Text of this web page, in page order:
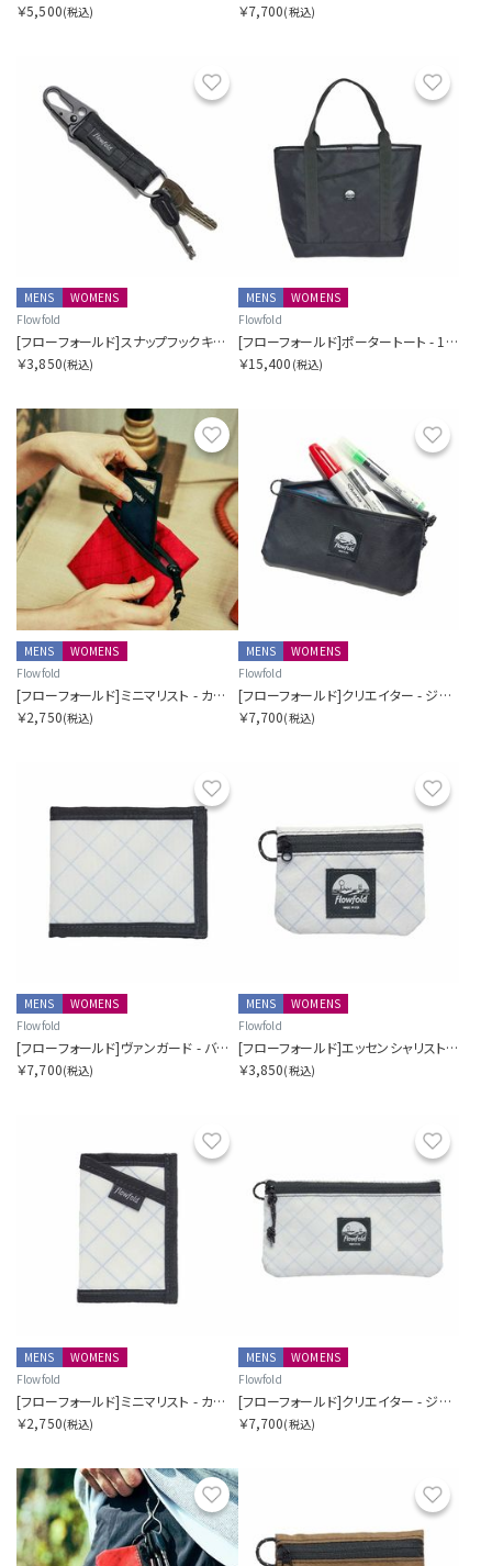
￥5,500(税込) ￥7,700(税込)
お気に入り
MENS
WOMENS
Flowfold
[フローフォールド]スナップフックキーチェーン
￥3,850(税込)
MENS
WOMENS
Flowfold
[フローフォールド]ポータートート - 16L
￥15,400 (税込)
お気に入り
MENS
WOMENS
Flowfold
[フローフォールド]ミニマリスト - カードホルダーウォレット
￥2,750(税込)
MENS
WOMENS
Flowfold
[フローフォールド]クリエイター - ジッパーポーチウォレット
￥7,700(税込)
お気に入り
MENS
WOMENS
Flowfold
[フローフォールド]ヴァンガード - バイフォールドウォレット
￥7,700(税込)
MENS
WOMENS
Flowfold
[フローフォールド]エッセンシャリスト - ミニポーチ
￥3,850(税込)
お気に入り
MENS
WOMENS
Flowfold
[フローフォールド]ミニマリスト - カードホルダーウォレット
￥2,750(税込)
MENS
WOMENS
Flowfold
[フローフォールド]クリエイター - ジッパーポーチウォレット
￥7,700(税込)
お気に入り